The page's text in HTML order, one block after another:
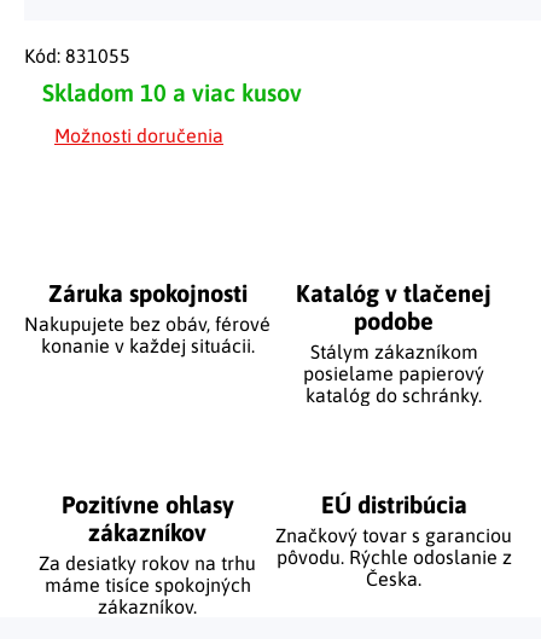
Skladom 10 a viac kusov
Možnosti doručenia
Kód: 831055
Záruka spokojnosti
Nakupujete bez obáv, férové
​​konanie v každej situácii.
Katalóg v tlačenej
podobe
Stálym zákazníkom
posielame papierový
katalóg do schránky.
Pozitívne ohlasy
zákazníkov
Za desiatky rokov na trhu
máme tisíce spokojných
zákazníkov.
EÚ distribúcia
Značkový tovar s garanciou
pôvodu. Rýchle odoslanie z
Česka.